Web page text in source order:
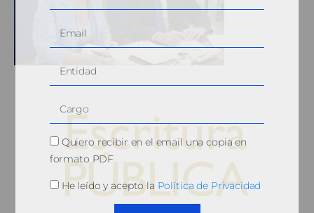
Quiero recibir en el email una copia en
formato PDF
He leído y acepto la Política de Privacidad